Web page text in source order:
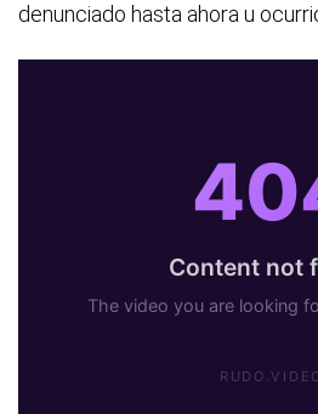
denunciado hasta ahora u